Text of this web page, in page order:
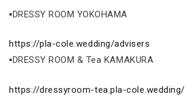
▪DRESSY ROOM YOKOHAMA
https://pla-cole.wedding/advisers
▪DRESSY ROOM & Tea KAMAKURA
https://dressyroom-tea.pla-cole.wedding/